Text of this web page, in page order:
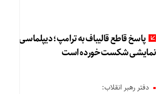
پاسخ قاطع قالیباف به ترامپ؛ دیپلماسی
نمایشی شکست خورده است
دفتر رهبر انقلاب: